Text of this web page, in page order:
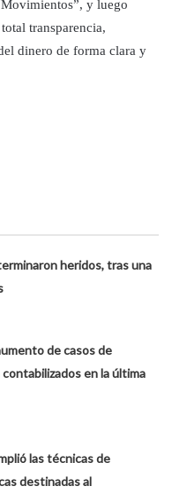
y luego
transparencia,
dinero de forma clara y
heridos, tras una
de casos de
en la última
las técnicas de
destinadas al